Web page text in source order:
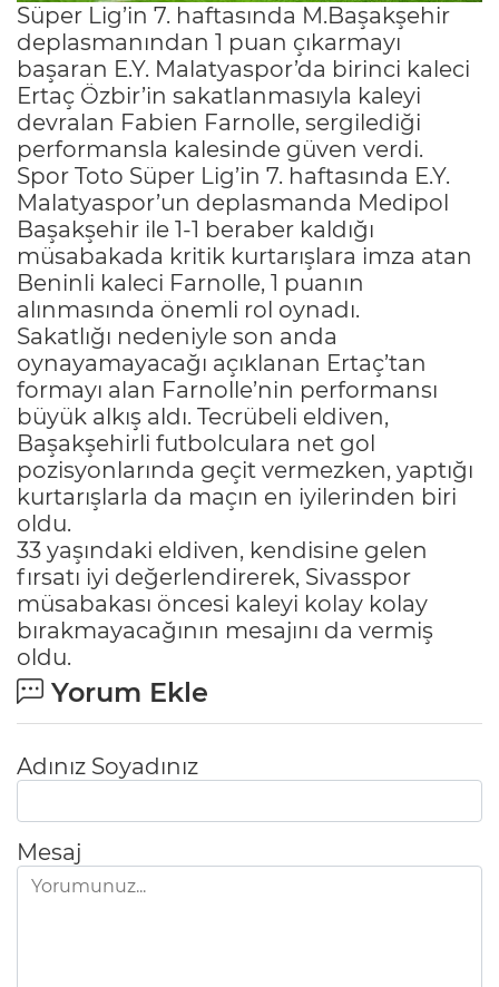
Süper Lig’in 7. haftasında M.Başakşehir
deplasmanından 1 puan çıkarmayı
başaran E.Y. Malatyaspor’da birinci kaleci
Ertaç Özbir’in sakatlanmasıyla kaleyi
devralan Fabien Farnolle, sergilediği
performansla kalesinde güven verdi.
Spor Toto Süper Lig’in 7. haftasında E.Y.
Malatyaspor’un deplasmanda Medipol
Başakşehir ile 1-1 beraber kaldığı
müsabakada kritik kurtarışlara imza atan
Beninli kaleci Farnolle, 1 puanın
alınmasında önemli rol oynadı.
Sakatlığı nedeniyle son anda
oynayamayacağı açıklanan Ertaç’tan
formayı alan Farnolle’nin performansı
büyük alkış aldı. Tecrübeli eldiven,
Başakşehirli futbolculara net gol
pozisyonlarında geçit vermezken, yaptığı
kurtarışlarla da maçın en iyilerinden biri
oldu.
33 yaşındaki eldiven, kendisine gelen
fırsatı iyi değerlendirerek, Sivasspor
müsabakası öncesi kaleyi kolay kolay
bırakmayacağının mesajını da vermiş
oldu.
Yorum Ekle
Adınız Soyadınız
Mesaj